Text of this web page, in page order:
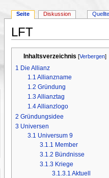
LFT
Inhaltsverzeichnis [Verbergen]
1 Die Allianz
1.1 Allianzname
1.2 Gründung
1.3Allianztag
1.4Allianzlogo
2 Gründungsidee
3 Universen
3.1 Universum 9
3.1.1 Member
3.1.2 Bündnisse
3.1.3 Kriege
3.1.3.1 Aktuell
Seite Diskussion